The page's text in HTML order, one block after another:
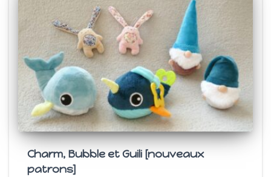
Charm, Bubble et Guili [nouveaux
patrons]